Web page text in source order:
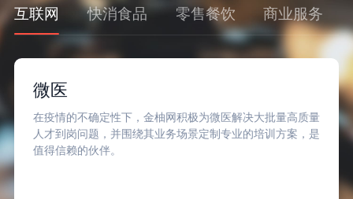
互联网 快消食品 零售餐饮 商业服务
微医
在疫情的不确定性下，金柚网积极为微医解决大批量高质量
人才到岗问题，并围绕其业务场景定制专业的培训方案，是
值得信赖的伙伴。